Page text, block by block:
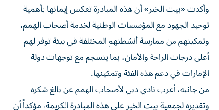
وأكدت «بيت الخير» أن هذه المبادرة تعكس إيمانها بأهمية
توحيد الجهود مع المؤسسات الوطنية لخدمة أصحاب الهمم،
وتمكينهم من ممارسة أنشطتهم المختلفة في بيئة توفر لهم
أعلى درجات الراحة والأمان، بما ينسجم مع توجهات دولة
الإمارات في دعم هذه الفئة وتمكينها.
من جانبه، أعرب نادي دبي لأصحاب الهمم عن بالغ شكره
وتقديره لجمعية بيت الخير على هذه المبادرة الكريمة، مؤكداً أن